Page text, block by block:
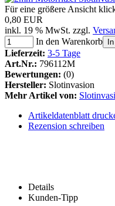
Für eine größere Ansicht
0,80 EUR
inkl. 19 % MwSt. zzgl.
In den Warenkorb
Lieferzeit: 3-5 Tage
Art.Nr.: 796112M
Bewertungen: (0)
Hersteller: Slotinvasion
Mehr Artikel von:
Artikeldatenblatt
Rezension schreiben
Details
Kunden-Tipp